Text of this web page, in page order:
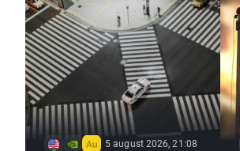
5 august 2026, 21:08